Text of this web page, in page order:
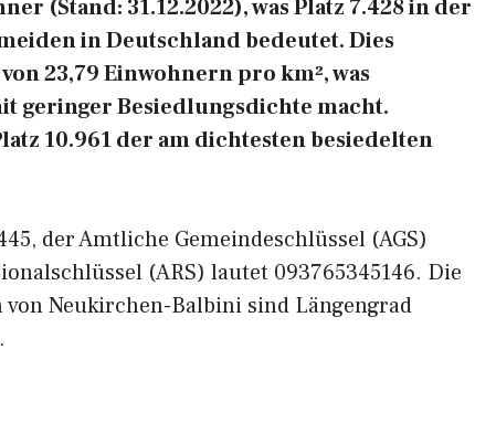
(Stand: 31.12.2022), was Platz 7.428 in der
in Deutschland bedeutet. Dies
23,79 Einwohnern pro km², was
geringer Besiedlungsdichte macht.
10.961 der am dichtesten besiedelten
der Amtliche Gemeindeschlüssel (AGS)
(ARS) lautet 093765345146. Die
Neukirchen-Balbini sind Längengrad